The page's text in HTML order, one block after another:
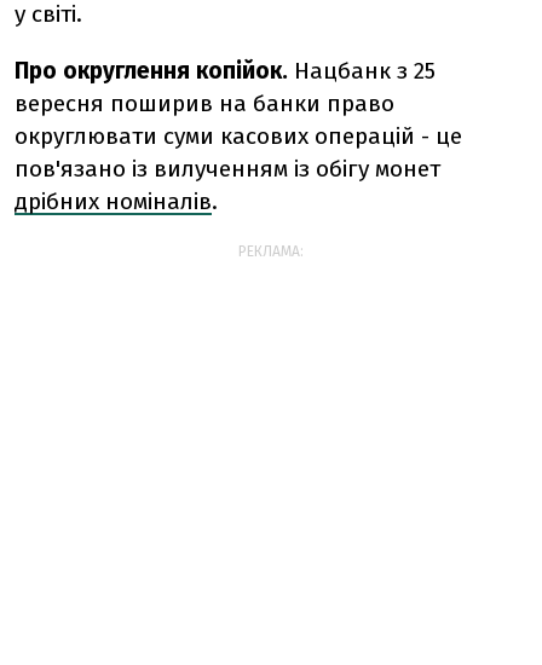
у світі.
Про округлення копійок. Нацбанк з 25
вересня поширив на банки право
округлювати суми касових операцій - це
пов'язано із вилученням із обігу монет
дрібних номіналів.
РЕКЛАМА: